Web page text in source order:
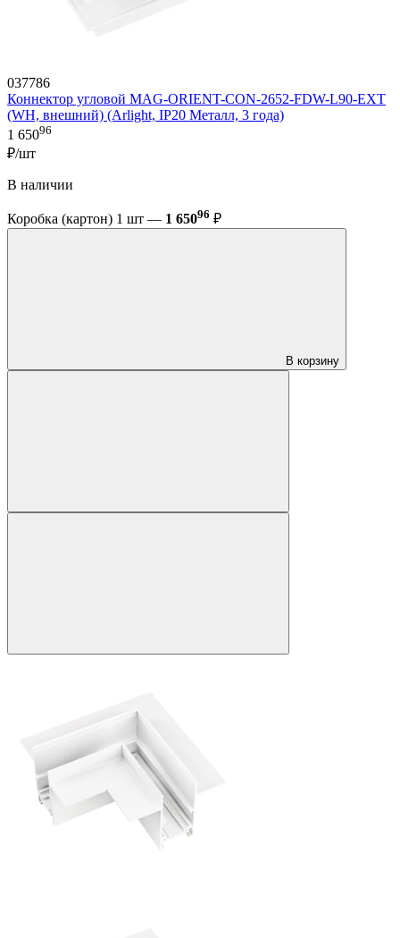
037786
Коннектор угловой MAG-ORIENT-CON-2652-FDW-L90-EXT
(WH, внешний) (Arlight, IP20 Металл, 3 года)
1 65096
₽/шт
В наличии
Коробка (картон) 1 шт — 1 65096 ₽
В корзину